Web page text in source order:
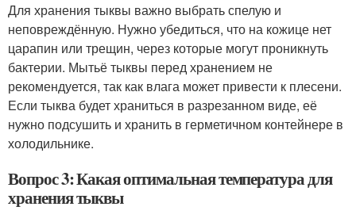
Для хранения тыквы важно выбрать спелую и
неповреждённую. Нужно убедиться, что на кожице нет
царапин или трещин, через которые могут проникнуть
бактерии. Мытьё тыквы перед хранением не
рекомендуется, так как влага может привести к плесени.
Если тыква будет храниться в разрезанном виде, её
нужно подсушить и хранить в герметичном контейнере в
холодильнике.
Вопрос 3: Какая оптимальная температура для
хранения тыквы